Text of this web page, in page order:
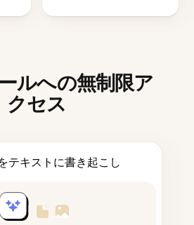
ルへの無制限ア
クセス
テキストに書き起こし